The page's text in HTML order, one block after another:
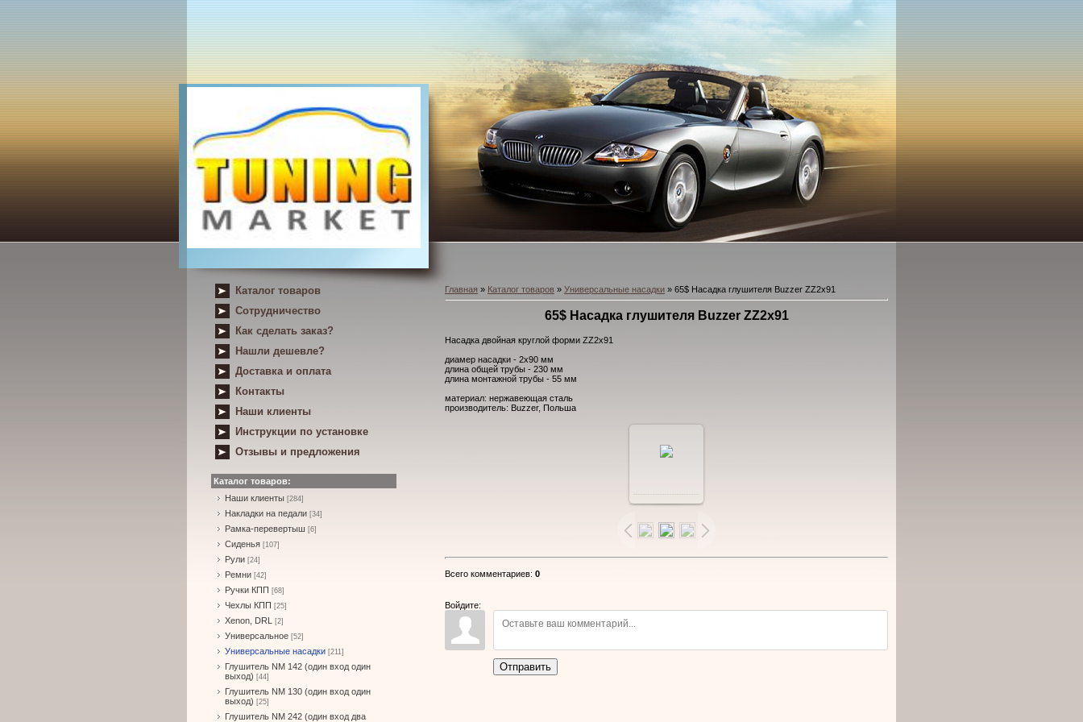
Каталог товаров
Сотрудничество
Как сделать заказ?
Нашли дешевле?
Доставка и оплата
Контакты
Наши клиенты
Инструкции по установке
Отзывы и предложения
Каталог товаров:
Наши клиенты [284]
Накладки на педали [34]
Рамка-перевертыш [6]
Сиденья [107]
Рули [24]
Ремни [42]
Ручки КПП [68]
Чехлы КПП [25]
Xenon, DRL [2]
Универсальное [52]
Универсальные насадки [211]
Глушитель NM 142 (один вход один
выход) [44]
Глушитель NM 130 (один вход один
выход) [25]
Глушитель NM 242 (один вход два
Главная » Каталог товаров » Универсальные насадки » 65$ Насадка глушителя Buzzer ZZ2x91
65$ Насадка глушителя Buzzer ZZ2x91
Насадка двойная круглой форми ZZ2x91
диамер насадки - 2х90 мм
длина общей трубы - 230 мм
длина монтажной трубы - 55 мм
материал: нержавеющая сталь
производитель: Buzzer, Польша
размере
Всего комментариев: 0
Войдите:
Отправить